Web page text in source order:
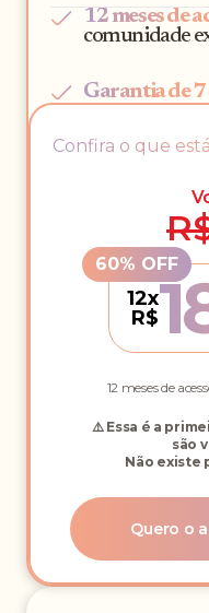
12 meses de
comunidade
Garantia de 7
Confira o que
12x
R$
12 meses de
⚠️ Essa é a
são
Não existe
Quero o